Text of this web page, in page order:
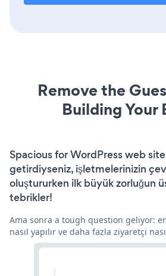
Remove the
Building Your
Spacious for WordPress web
getirdiyseniz, işletmelerinizin
oluştururken ilk büyük zorluğun
tebrikler!
Ama sonra a tough question geliyor:
nasıl yapılır ve daha fazla ziyaretçi